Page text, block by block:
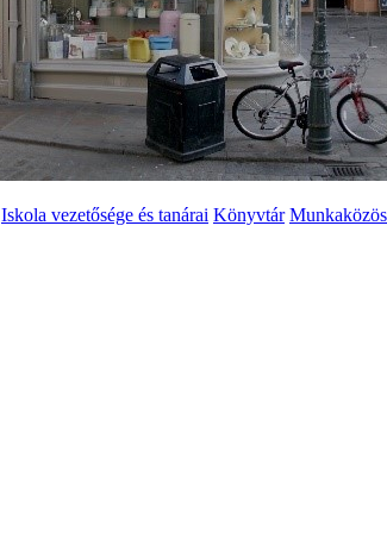
Iskola vezetősége és tanárai Könyvtár